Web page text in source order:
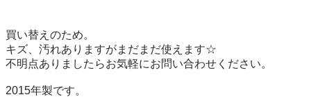
買い替えのため。
キズ、汚れありますがまだまだ使えます☆
不明点ありましたらお気軽にお問い合わせください。
2015年製です。